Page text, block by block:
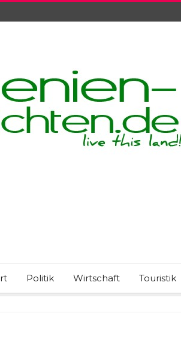
Politik Wirtschaft Touristik